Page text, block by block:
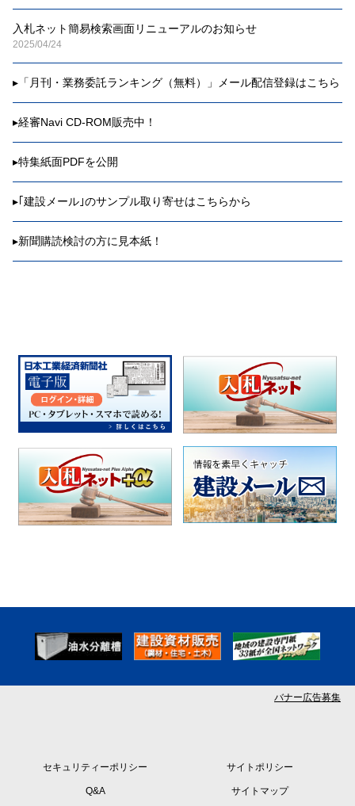
入札ネット簡易検索画面リニューアルのお知らせ
2025/04/24
▸ 「月刊・業務委託ランキング（無料）」メール配信登録はこちら
▸経審Navi CD-ROM販売中！
▸特集紙面PDFを公開
▸ ｢建設メール｣のサンプル取り寄せはこちらから
▸新聞購読検討の方に見本紙！
バナー広告募集
セキュリティーポリシー サイトポリシー
Q&A サイトマップ